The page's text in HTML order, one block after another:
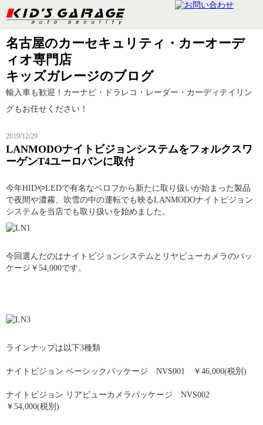
名古屋のカーセキュリティ・カーオーデ
ィオ専門店
キッズガレージのブログ
輸入車も歓迎！カーナビ・ドラレコ・レーダー・カーディテイリン
グもお任せください！
2019/12/29
LANMODOナイトビジョンシステムをフォルクスワ
ーゲンT4ユーロバンに取付
今年HIDやLEDで有名なベロフから新たに取り扱いが始まった製品
で夜間や濃霧、吹雪の中の運転でも映るLANMODOナイトビジョン
システムを当店でも取り扱いを始めました。
今回選んだのはナイトビジョンシステムとリヤビューカメラのパッ
ケージ￥54,000です。
ラインナップは以下3種類
ナイトビジョン ベーシックパッケージ NVS001 ￥46,000(税別)
ナイトビジョン リアビューカメラパッケージ NVS002
￥54,000(税別)